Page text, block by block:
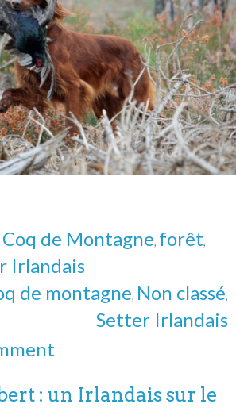
Coq de Montagne, forêt,
Irlandais
de montagne, Non classé,
Setter Irlandais
: un Irlandais sur le